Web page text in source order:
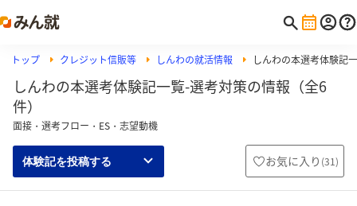
トップ クレジット信販等 しんわの就活情報 しんわの本選考体験記
しんわの本選考体験記一覧-選考対策の情報（全6
件）
面接・選考フロー・ES・志望動機
体験記を投稿する お気に入り (31)